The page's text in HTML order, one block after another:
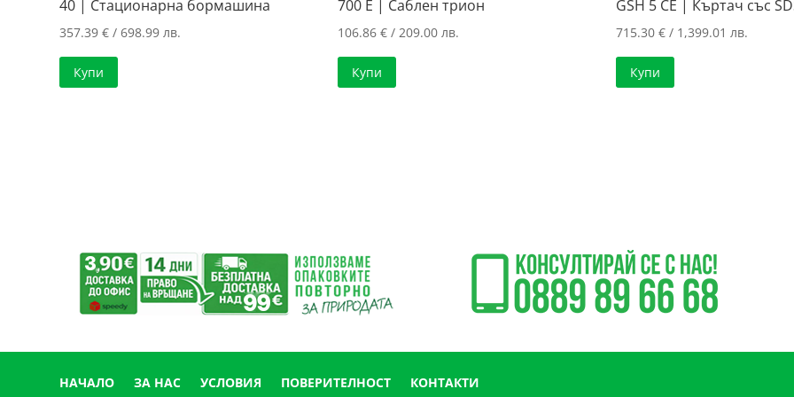
40 | Стационарна бормашина
357.39€ / 698.99 лв.
Купи
700 E | Саблен трион
106.86€ / 209.00 лв.
Купи
GSH 5 CE | Къртач със
715.30 €/ 1,399.01 лв.
Купи
НАЧАЛО ЗА НАС УСЛОВИЯ ПОВЕРИТЕЛНОСТ КОНТАКТИ